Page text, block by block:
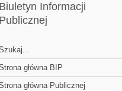
Biuletyn Informacji
Publicznej
główna BIP
główna Publicznej